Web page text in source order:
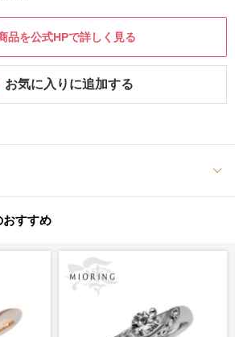
品を公式HPで詳しく見る
お気に入りに追加する
おすすめ